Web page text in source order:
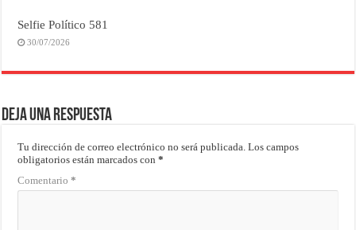
Selfie Político 581
30/07/2026
Deja una respuesta
Tu dirección de correo electrónico no será publicada. Los campos
obligatorios están marcados con*
Comentario*